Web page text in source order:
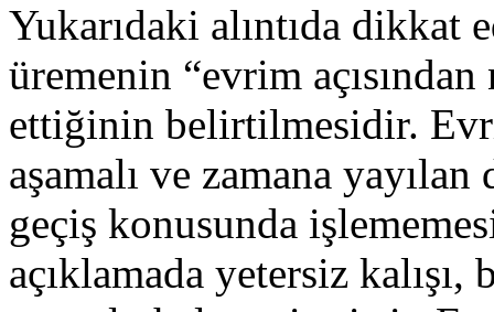
Yukarıdaki alıntıda dikkat
üremenin “evrim
ettiğinin belirtilmesidir.
aşamalı ve zamana
geçiş konusunda
açıklamada yetersiz